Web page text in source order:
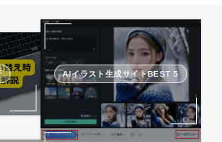
AIイラスト生成サイトBEST 5